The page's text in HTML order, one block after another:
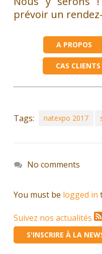
prévoir un
A PROPOS
CAS CLIENTS
Tags: natexpo 2017
No comments
You must be logged in
Suivez nos actualités
S'INSCRIRE À LA